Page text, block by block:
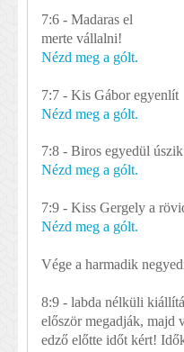
7:6 - Madaras el
merte vállalni!
Nézd meg a gólt.
7:7 - Kis Gábor egyenlít
Nézd meg a gólt.
7:8 - Biros egyedül
Nézd meg a gólt.
7:9 - Kiss Gergely a
Nézd meg a gólt.
Vége a harmadik
8:9 - labda nélküli
először megadják, majd
edző előtte időt kért!